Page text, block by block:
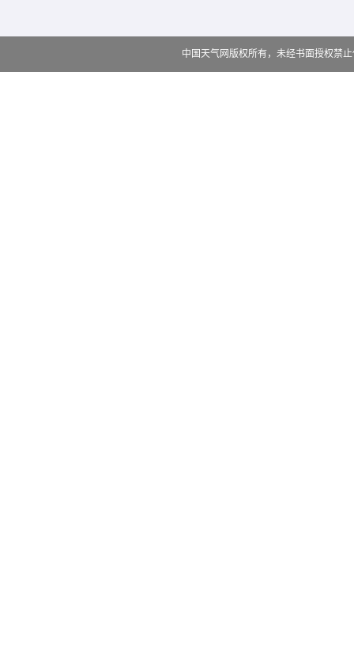
中国天气网版权所有，未经书面授权